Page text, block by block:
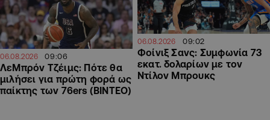
06.08.2026 09:06
ΛεΜπρόν Τζέιμς: Πότε θα
μιλήσει για πρώτη φορά ως
παίκτης των 76ers (ΒΙΝΤΕΟ)
06.08.2026 09:02
Φοίνιξ Σανς: Συμφωνία 73
εκατ. δολαρίων με τον
Ντίλον Μπρουκς